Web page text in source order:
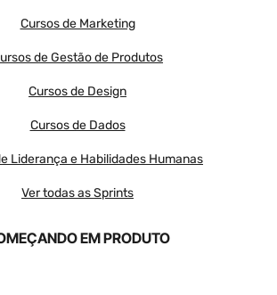
Cursos de Marketing
de Gestão de Produtos
Cursos de Design
Cursos de Dados
Liderança e Habilidades Humanas
Ver todas as Sprints
EM PRODUTO